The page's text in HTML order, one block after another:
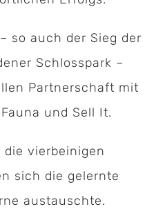
so auch der Sieg der
Schlosspark –
Partnerschaft mit
und Sell It.
die vierbeinigen
sich die gelernte
austauschte.